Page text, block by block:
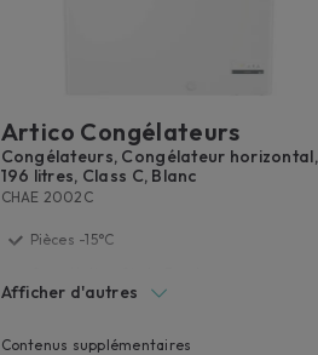
Artico Congélateurs
Congélateurs, Congélateur horizontal,
196 litres, Class C, Blanc
CHAE 2002C
Pièces -15°C
Commande électronique de la
Afficher d'autres
Contenus supplémentaires